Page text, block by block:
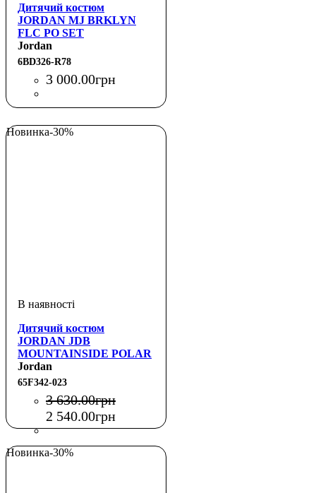
Дитячий костюм
JORDAN MJ BRKLYN
FLC PO SET
Jordan
6BD326-R78
3 000.00грн
Новинка-30%
Дитячий костюм
JORDAN JDB
MOUNTAINSIDE POLAR
FLC SET
Jordan
65F342-023
3 630.00грн
2 540.00грн
Новинка-30%